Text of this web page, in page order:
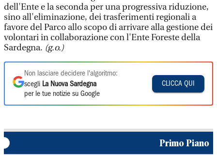
dell'Ente e la seconda per una progressiva riduzione,
sino all'eliminazione, dei trasferimenti regionali a
favore del Parco allo scopo di arrivare alla gestione dei
volontari in collaborazione con l'Ente Foreste della
Sardegna. (g.o.)
Non lasciare decidere l'algoritmo:
scegli La Nuova Sardegna
per le tue notizie su Google
CLICCA QUI
Primo Piano